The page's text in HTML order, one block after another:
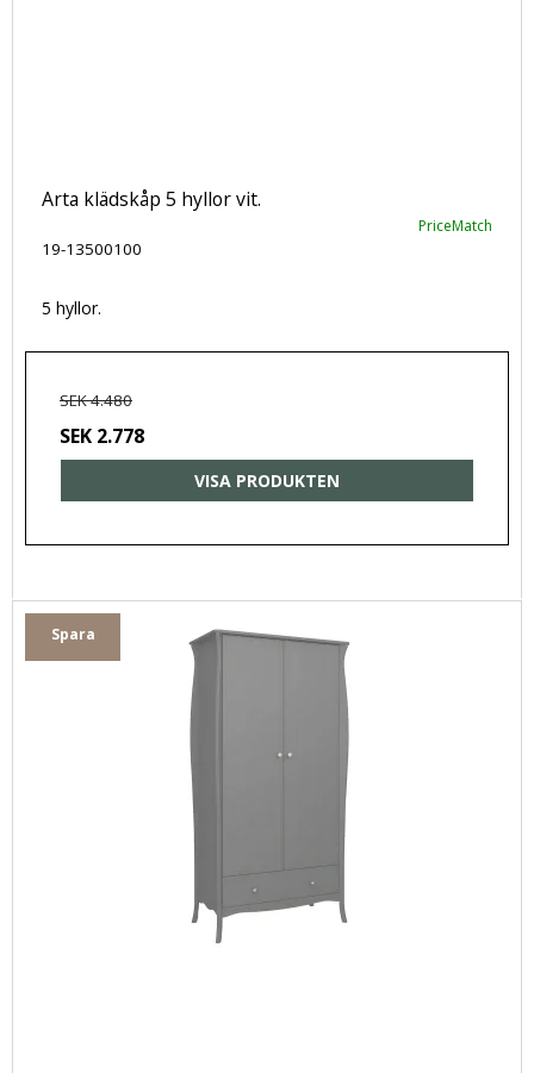
Arta klädskåp 5 hyllor vit.
PriceMatch
19-13500100
5 hyllor.
SEK 4.480
SEK 2.778
VISA PRODUKTEN
Spara